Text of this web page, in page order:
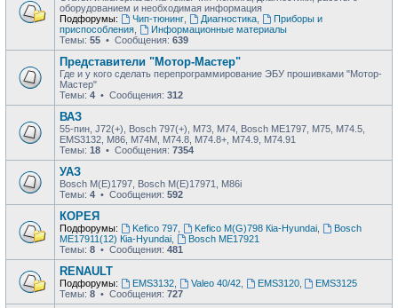
оборудованием и необходимая информация
Подфорумы:
Чип-тюнинг, Диагностика,
Приборы и
приспособления
Информационные материалы
Темы: 55 • Сообщения: 639
Представители "Мотор-Мастер"
Где и у кого сделать перепрограммирование ЭБУ прошивками "Мотор-
Мастер"
Темы: 4 • Сообщения: 312
ВАЗ
55-пин, J72(+), Bosch 797(+), М73, М74, Bosch ME1797, М75, М74.5,
EMS3132, М86, М74М, М74.8, М74.8+, М74.9, М74.91
Темы: 18 • Сообщения: 7354
УАЗ
Bosch M(E)1797, Bosch M(E)17971, М86i
Темы: 4 • Сообщения: 592
КОРЕЯ
Подфорумы: Kefico 797, Kefico M(G)798 Кia-Hyundai,
Bosch
ME17911(12) Кia-Hyundai
Bosch ME17921
Темы: 8 • Сообщения: 481
RENAULT
Подфорумы: EMS3132, Valeo 40/42, EMS3120,
EMS3125
Темы: 8 • Сообщения: 727